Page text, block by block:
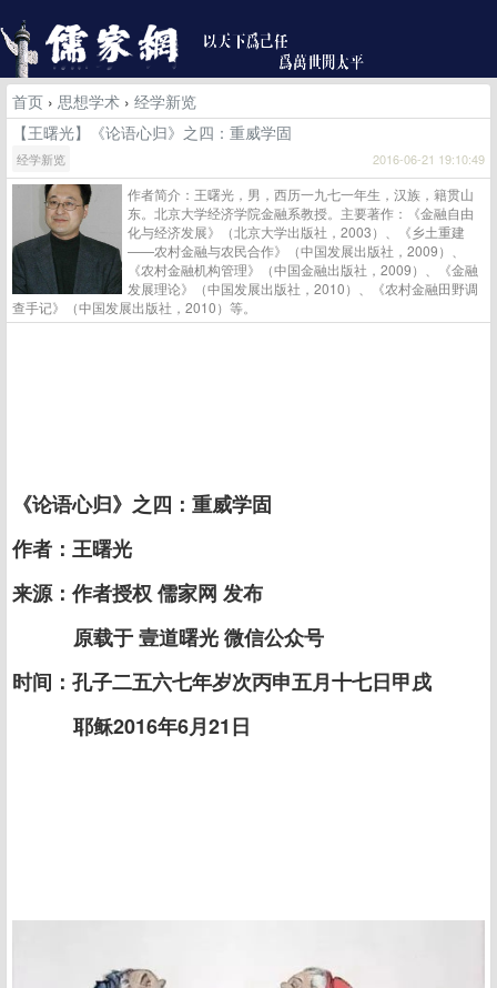
首页 › 思想学术 › 经学新览
【王曙光】《论语心归》之四：重威学固
经学新览 2016-06-21 19:10:49
作者简介：王曙光，男，西历一九七一年生，汉族，籍贯山
东。北京大学经济学院金融系教授。主要著作：《金融自由
化与经济发展》（北京大学出版社，2003）、《乡土重建
——农村金融与农民合作》（中国发展出版社，2009）、
《农村金融机构管理》（中国金融出版社，2009）、《金融
发展理论》（中国发展出版社，2010）、《农村金融田野调
查手记》（中国发展出版社，2010）等。
《论语心归》之四：重威学固
作者：王曙光
来源：作者授权 儒家网 发布
原载于 壹道曙光 微信公众号
时间：孔子二五六七年岁次丙申五月十七日甲戌
耶稣2016年6月21日